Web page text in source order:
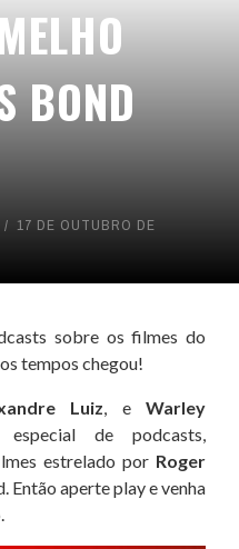
BOND
17 DE OUTUBRO DE
sobre os filmes do
tempos chegou!
Luiz, e Warley
de podcasts,
estrelado por Roger
Então aperte play e venha